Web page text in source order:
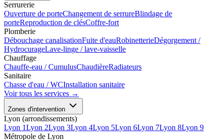
Serrurerie
Ouverture de porteChangement de serrureBlindage de
porteReproduction de clésCoffre-fort
Plomberie
Débouchage canalisationFuite d'eauRobinetterieDégorgement /
HydrocurageLave-linge / lave-vaisselle
Chauffage
Chauffe-eau / CumulusChaudièreRadiateurs
Sanitaire
Chasse d'eau / WCInstallation sanitaire
Voir tous les services →
Zones d'intervention
Lyon (arrondissements)
Lyon 1Lyon 2Lyon 3Lyon 4Lyon 5Lyon 6Lyon 7Lyon 8Lyon 9
Métropole de Lyon